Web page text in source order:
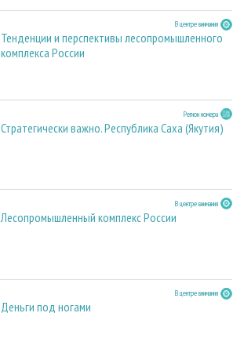
В центре внимания
Тенденции и перспективы лесопромышленного
комплекса России
Регион номера
Стратегически важно. Республика Саха (Якутия)
В центре внимания
Лесопромышленный комплекс России
В центре внимания
Деньги под ногами